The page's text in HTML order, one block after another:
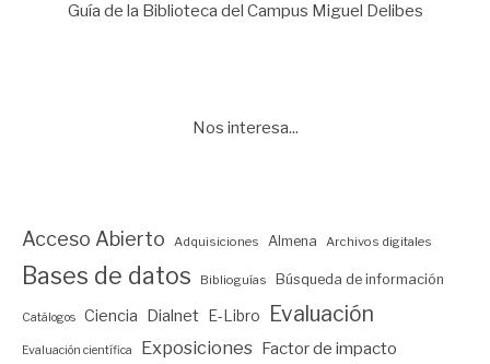
Guía de la Biblioteca del Campus Miguel Delibes
Nos interesa...
Acceso Abierto Adquisiciones Almena Archivos digitales
Bases de datos Biblioguías Búsqueda de información
Catálogos Ciencia Dialnet E-Libro Evaluación
Evaluación científica Exposiciones Factor de impacto